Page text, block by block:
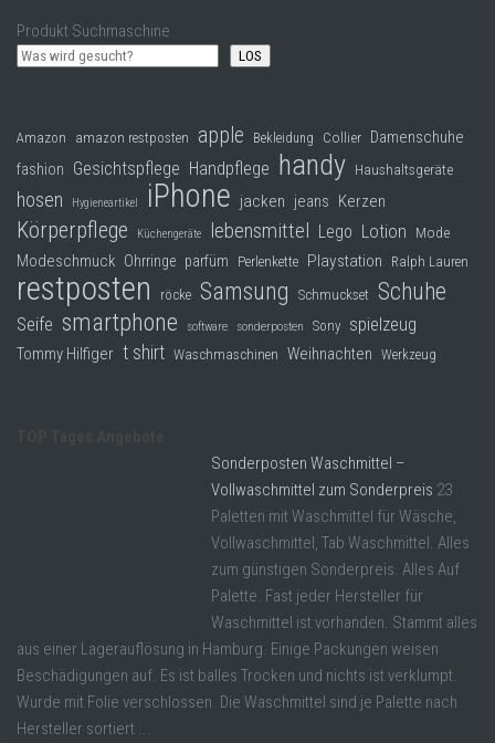
Produkt Suchmaschine
LOS
Amazon amazon restposten apple Bekleidung Collier Damenschuhe
fashion Gesichtspflege Handpflege handy Haushaltsgeräte
hosen Hygieneartikel iPhone jacken jeans Kerzen
Körperpflege Küchengeräte lebensmittel Lego Lotion Mode
Modeschmuck Ohrringe parfüm Perlenkette Playstation Ralph Lauren
restposten röcke Samsung Schmuckset Schuhe
Seife smartphone software sonderposten Sony spielzeug
Tommy Hilfiger t shirt Waschmaschinen Weihnachten Werkzeug
Sonderposten Waschmittel –
Vollwaschmittel zum Sonderpreis 23
Paletten mit Waschmittel für Wäsche,
Vollwaschmittel, Tab Waschmittel. Alles
zum günstigen Sonderpreis. Alles Auf
Palette. Fast jeder Hersteller für
Waschmittel ist vorhanden. Stammt alles
aus einer Lagerauflösung in Hamburg. Einige Packungen weisen
Beschädigungen auf. Es ist balles Trocken und nichts ist verklumpt.
Wurde mit Folie verschlossen. Die Waschmittel sind je Palette nach
Hersteller sortiert ...